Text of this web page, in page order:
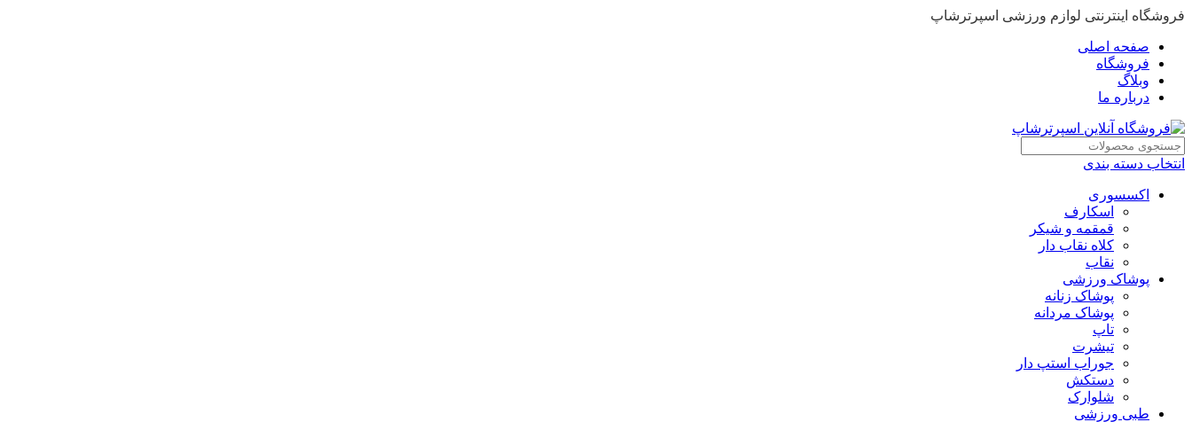
فروشگاه اینترنتی لوازم ورزشی اسپرترشاپ
صفحه اصلی
فروشگاه
وبلاگ
درباره ما
انتخاب دسته بندی
اکسسوری
اسکارف
قمقمه و شیکر
کلاه نقاب دار
نقاب
پوشاک ورزشی
پوشاک زنانه
پوشاک مردانه
تاپ
تیشرت
جوراب استپ دار
دستکش
شلوارک
طبی ورزشی